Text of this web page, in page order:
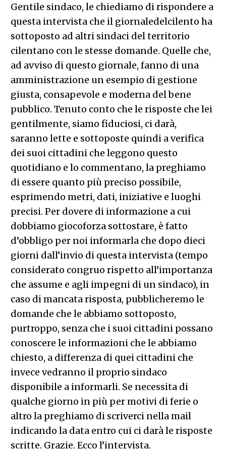
Gentile sindaco, le chiediamo di rispondere a
questa intervista che il giornaledelcilento ha
sottoposto ad altri sindaci del territorio
cilentano con le stesse domande. Quelle che,
ad avviso di questo giornale, fanno di una
amministrazione un esempio di gestione
giusta, consapevole e moderna del bene
pubblico. Tenuto conto che le risposte che lei
gentilmente, siamo fiduciosi, ci darà,
saranno lette e sottoposte quindi a verifica
dei suoi cittadini che leggono questo
quotidiano e lo commentano, la preghiamo
di essere quanto più preciso possibile,
esprimendo metri, dati, iniziative e luoghi
precisi. Per dovere di informazione a cui
dobbiamo giocoforza sottostare, è fatto
d’obbligo per noi informarla che dopo dieci
giorni dall’invio di questa intervista (tempo
considerato congruo rispetto all’importanza
che assume e agli impegni di un sindaco), in
caso di mancata risposta, pubblicheremo le
domande che le abbiamo sottoposto,
purtroppo, senza che i suoi cittadini possano
conoscere le informazioni che le abbiamo
chiesto, a differenza di quei cittadini che
invece vedranno il proprio sindaco
disponibile a informarli. Se necessita di
qualche giorno in più per motivi di ferie o
altro la preghiamo di scriverci nella mail
indicando la data entro cui ci darà le risposte
scritte. Grazie. Ecco l’intervista.